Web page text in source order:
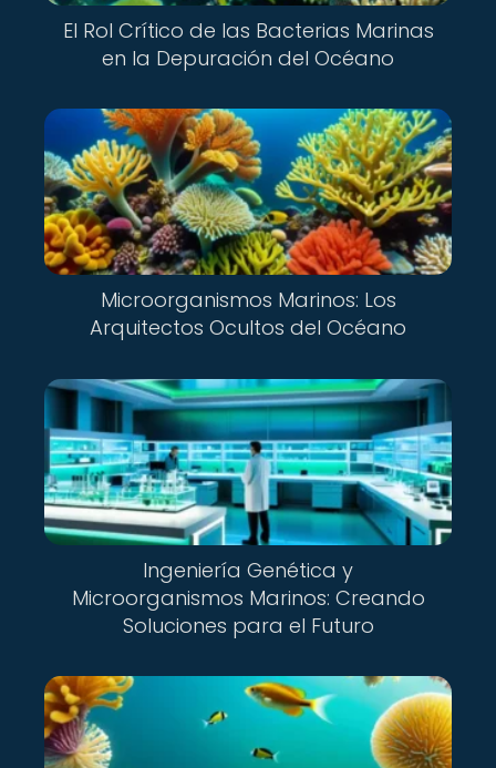
El Rol Crítico de las Bacterias Marinas
en la Depuración del Océano
Microorganismos Marinos: Los
Arquitectos Ocultos del Océano
Ingeniería Genética y
Microorganismos Marinos: Creando
Soluciones para el Futuro